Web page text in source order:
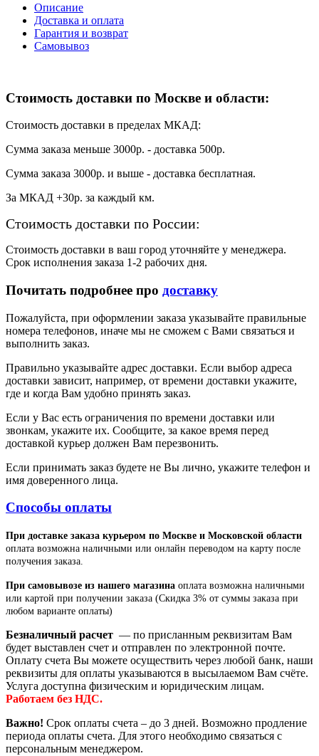
Описание
Доставка и оплата
Гарантия и возврат
Самовывоз
Стоимость доставки по Москве и области:
Стоимость доставки в пределах МКАД:
Сумма заказа меньше 3000р. - доставка 500р.
Сумма заказа 3000р. и выше - доставка бесплатная.
За МКАД +30р. за каждый км.
Стоимость доставки по России:
Стоимость доставки в ваш город уточняйте у менеджера.
Срок исполнения заказа 1-2 рабочих дня.
Почитать подробнее про доставку
Пожалуйста, при оформлении заказа указывайте правильные
номера телефонов, иначе мы не сможем с Вами связаться и
выполнить заказ.
Правильно указывайте адрес доставки. Если выбор адреса
доставки зависит, например, от времени доставки укажите,
где и когда Вам удобно принять заказ.
Если у Вас есть ограничения по времени доставки или
звонкам, укажите их. Сообщите, за какое время перед
доставкой курьер должен Вам перезвонить.
Если принимать заказ будете не Вы лично, укажите телефон и
имя доверенного лица.
Способы оплаты
При доставке заказа курьером по Москве и Московской области
оплата возможна наличными или онлайн переводом на карту после
получения заказа.
При самовывозе из нашего магазина оплата возможна наличными
или картой при получении заказа (Скидка 3% от суммы заказа при
любом варианте оплаты)
Безналичный расчет — по присланным реквизитам Вам
будет выставлен счет и отправлен по электронной почте.
Оплату счета Вы можете осуществить через любой банк, наши
реквизиты для оплаты указываются в высылаемом Вам счёте.
Услуга доступна физическим и юридическим лицам.
Работаем без НДС.
Важно! Срок оплаты счета – до 3 дней. Возможно продление
периода оплаты счета. Для этого необходимо связаться с
персональным менеджером.